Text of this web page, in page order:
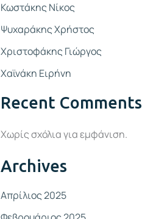
Κωστάκης Νίκος
Ψυχαράκης Χρήστος
Χριστοφάκης Γιώργος
Χαϊνάκη Ειρήνη
Recent Comments
Χωρίς σχόλια για εμφάνιση.
Archives
Απρίλιος 2025